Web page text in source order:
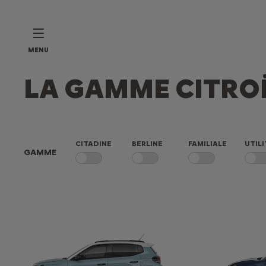
MENU
LA GAMME
GAMME
CITADINE BERLINE FAMILIALE